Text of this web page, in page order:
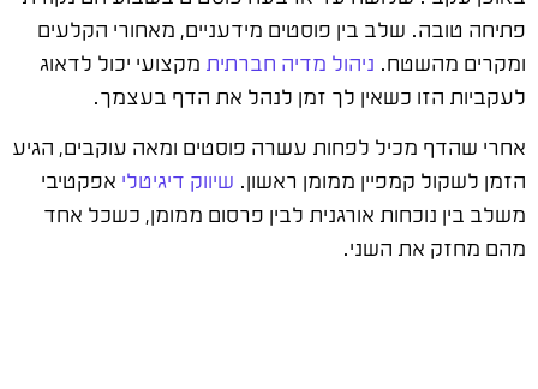
פתיחה טובה. שלב בין פוסטים מידעניים, מאחורי הקלעים
ומקרים מהשטח. ניהול מדיה חברתית מקצועי יכול לדאוג
לעקביות הזו כשאין לך זמן לנהל את הדף בעצמך.
אחרי שהדף מכיל לפחות עשרה פוסטים ומאה עוקבים, הגיע
הזמן לשקול קמפיין ממומן ראשון. שיווק דיגיטלי אפקטיבי
משלב בין נוכחות אורגנית לבין פרסום ממומן, כשכל אחד
מהם מחזק את השני.